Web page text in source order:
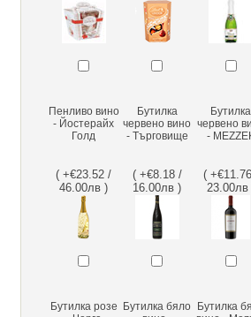
Пенливо вино
- Йостерайх
Голд
( +€23.52 /
46.00лв )
Бутилка
червено вино
- Търговище
( +€8.18 /
16.00лв )
Бутилка
червено
-
(
23.00лв
Бутилка розе Бутилка бяло Бутилка